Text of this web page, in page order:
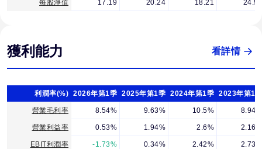
每股淨值 17.19 20.24 18.21 24.99
獲利能力 看詳情
利潤率(%) 2026年第1季 2025年第1季 2024年第1季 2023年第1季
營業毛利率 8.54% 9.63% 10.5% 8.94%
營業利益率 0.53% 1.94% 2.6% 2.16%
EBIT利潤率 -1.73% 0.34% 2.42% 2.73%